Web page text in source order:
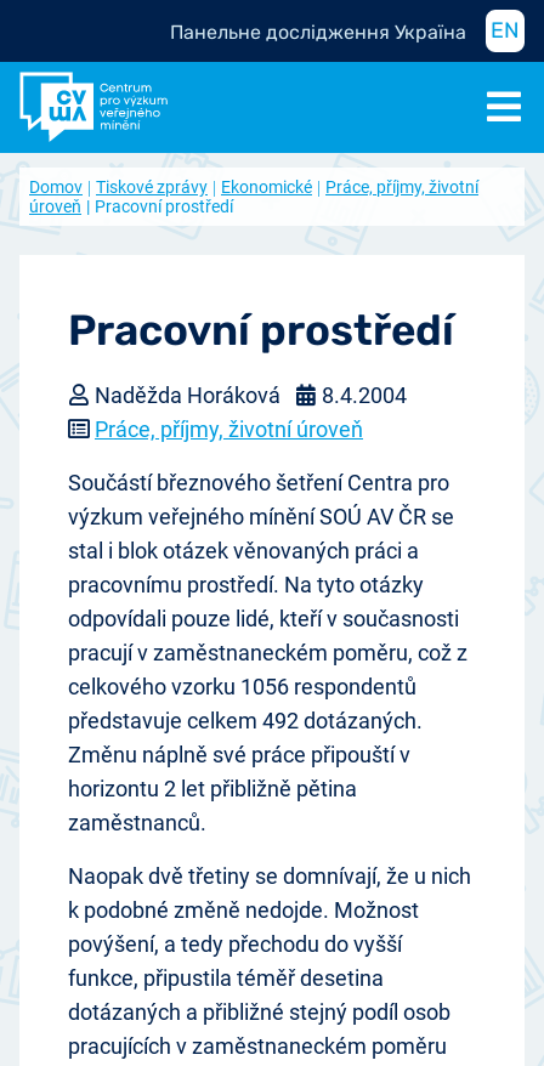
Панельне дослідження Україна EN
Domov Tiskové zprávy Ekonomické
Práce, příjmy, životní
úroveň
Pracovní prostředí
Pracovní prostředí
Naděžda Horáková
8.4.2004
Práce, příjmy, životní úroveň
Součástí březnového šetření Centra pro
výzkum veřejného mínění SOÚ AV ČR se
stal i blok otázek věnovaných práci a
pracovnímu prostředí. Na tyto otázky
odpovídali pouze lidé, kteří v současnosti
pracují v zaměstnaneckém poměru, což z
celkového vzorku 1056 respondentů
představuje celkem 492 dotázaných.
Změnu náplně své práce připouští v
horizontu 2 let přibližně pětina
zaměstnanců.
Naopak dvě třetiny se domnívají, že u nich
k podobné změně nedojde. Možnost
povýšení, a tedy přechodu do vyšší
funkce, připustila téměř desetina
dotázaných a přibližné stejný podíl osob
pracujících v zaměstnaneckém poměru